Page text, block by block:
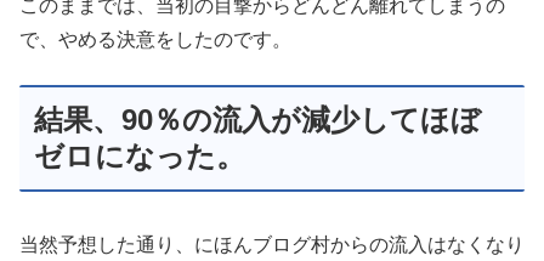
このままでは、当初の目撃からどんどん離れてしまうの
で、やめる決意をしたのです。
結果、90％の流入が減少してほぼ
ゼロになった。
当然予想した通り、にほんブログ村からの流入はなくなり